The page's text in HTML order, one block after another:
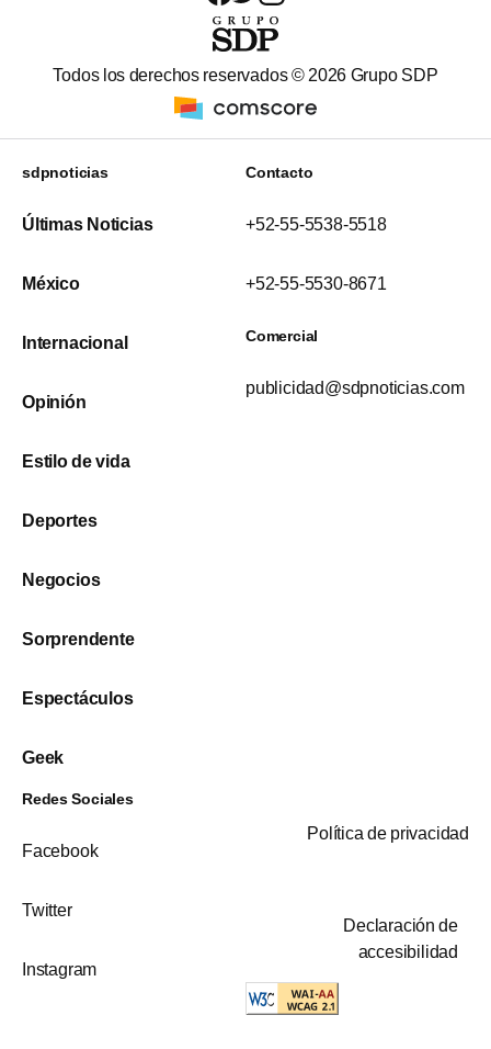
Todos los derechos reservados © 2026 Grupo SDP
sdpnoticias
Últimas Noticias
México
Internacional
Opinión
Estilo de vida
Deportes
Negocios
Sorprendente
Espectáculos
Geek
Contacto
+52-55-5538-5518
+52-55-5530-8671
Comercial
publicidad@sdpnoticias.com
Redes Sociales
Facebook
Twitter
Instagram
Política de privacidad
Declaración de
accesibilidad